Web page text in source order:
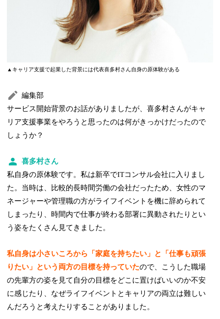
▲キャリア支援で起業した背景には代表喜多村さん自身の原体験がある
編集部
サービス開始背景のお話がありましたが、喜多村さんがキャ
リア支援事業をやろうと思ったのは何がきっかけだったので
しょうか？
喜多村さん
私自身の原体験です。私は新卒でITコンサル会社に入りまし
た。当時は、比較的長時間労働の会社だったため、女性のマ
ネージャーや管理職の方がライフイベントを機に辞められて
しまったり、時間内で仕事が終わる部署に異動されたりとい
う姿をたくさん見てきました。
私自身は小さいころから「家庭を持ちたい」と「仕事も頑張
りたい」という両方の目標を持っていたので、こうした職場
の先輩方の姿を見て自分の目標をどこに置けばいいのか不安
に感じたり、なぜライフイベントとキャリアの両立は難しい
んだろうと考えたりすることがありました。